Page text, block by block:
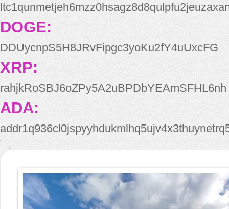
DOGE:
DDUycnpS5H8JRvFipgc3yoKu2fY4uUxcFG
XRP:
rahjkRoSBJ6oZPy5A2uBPDbYEAmSFHL6nh
ADA: